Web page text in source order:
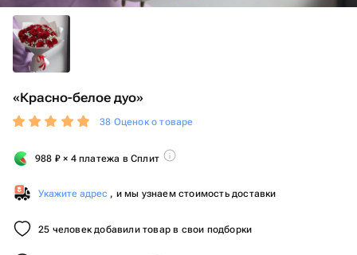
«Красно-белое дуо»
38 Оценок о товаре
988 ₽ × 4 платежа в Сплит
Укажите адрес , и мы узнаем стоимость доставки
25 человек добавили товар в свои подборки